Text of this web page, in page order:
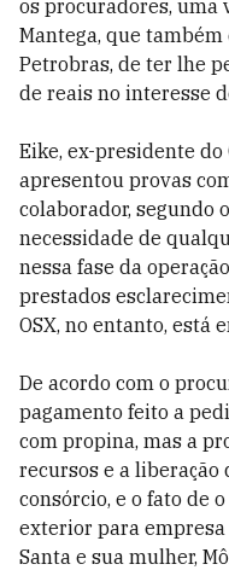
os procuradores, uma
Mantega, que
Petrobras, de ter lhe
de reais no interesse
Eike, ex-presidente do
apresentou provas
colaborador, segundo
necessidade de
nessa fase da
prestados
OSX, no entanto, está
De acordo com o
pagamento feito a
com propina, mas a
recursos e a liberação
consórcio, e o fato de
exterior para
Santa e sua mulher,